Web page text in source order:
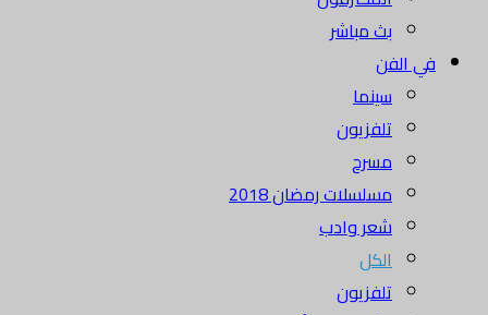
بث مباشر
في الفن
سينما
تلفزيون
مسرح
مسلسلات رمضان 2018
شعر وادب
الكل
تلفزيون